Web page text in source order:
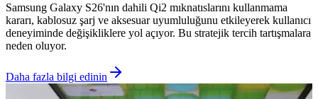
Samsung Galaxy S26'nın dahili Qi2 mıknatıslarını kullanmama
kararı, kablosuz şarj ve aksesuar uyumluluğunu etkileyerek kullanıcı
deneyiminde değişikliklere yol açıyor. Bu stratejik tercih tartışmalara
neden oluyor.
Daha fazla bilgi edinin